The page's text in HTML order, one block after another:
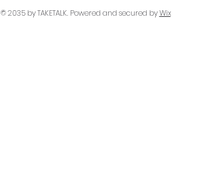
© 2035 by TAKETALK. Powered and secured byWix